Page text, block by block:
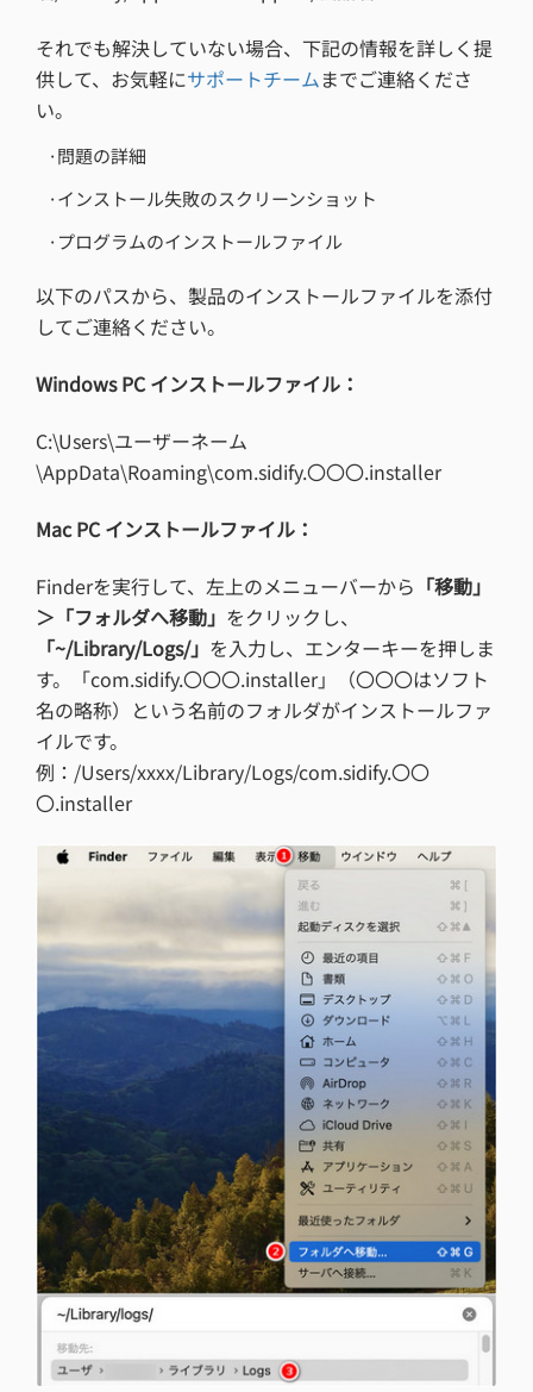
それでも解決していない場合、下記の情報を詳しく提
供して、お気軽にサポートチームまでご連絡くださ
い。
·問題の詳細
·インストール失敗のスクリーンショット
·プログラムのインストールファイル
以下のパスから、製品のインストールファイルを添付
してご連絡ください。
Windows PC インストールファイル：
C:\Users\ユーザーネーム
\AppData\Roaming\com.sidify.〇〇〇.installer
Mac PC インストールファイル：
Finderを実行して、左上のメニューバーから 「移動」
＞「フォルダへ移動」 をクリックし、
「~/Library/Logs/」 を入力し、エンターキーを押しま
す。「com.sidify.〇〇〇.installer」（〇〇〇はソフト
名の略称）という名前のフォルダがインストールファ
イルです。
例：/Users/xxxx/Library/Logs/com.sidify.〇〇
〇.installer